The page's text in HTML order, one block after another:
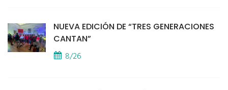
NUEVA EDICIÓN DE “TRES GENERACIONES
CANTAN”
8/26